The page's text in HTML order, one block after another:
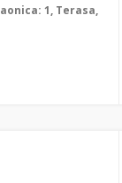
1, Terasa,